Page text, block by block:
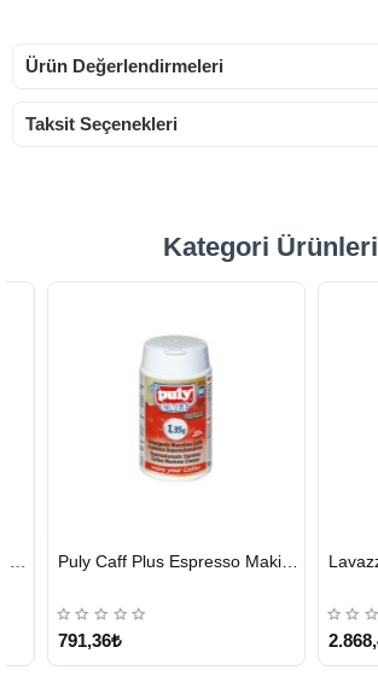
Ürün Değerlendirmeleri
Taksit Seçenekleri
Kategori Ürünleri
GÖNDERİ
Puly Caff Plus Espresso Makinesi Temizleyici Tablet 100 x 1.35 G
791,36₺
GÖNDERİ
2.868,40₺